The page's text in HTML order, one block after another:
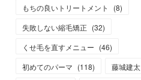
もちの良いトリートメント
(8)
失敗しない縮毛矯正 (32)
くせ毛を直すメニュー (46)
初めてのパーマ (118) 藤城建太